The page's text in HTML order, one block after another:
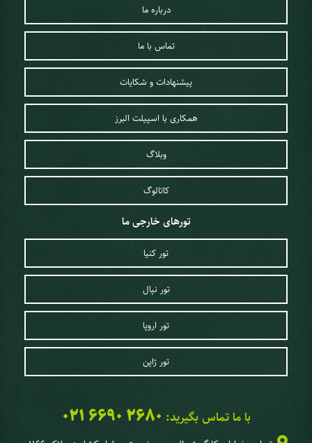
درباره ما
تماس با ما
پیشنهادات و شکایات
همکاری با اسپیلت البرز
وبلاگ
کاتالوگ
تورهای خارجی ما
تور کنیا
تور نپال
تور اروپا
تور ژاپن
با ما تماس بگیرید: 021 6690 2680